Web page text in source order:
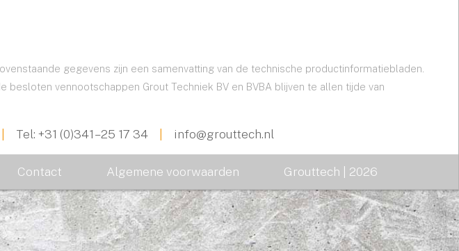
gegevens zijn een samenvatting van de technische productinformatiebladen.
vennootschappen Grout Techniek BV en BVBA blijven te allen tijde van
Tel: +31 (0)341 – 25 17 34 info@grouttech.nl
Contact Algemene voorwaarden Grouttech | 2026